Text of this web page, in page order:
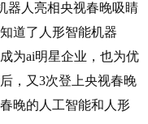
器人亮相央视春晚吸睛
道了人形智能机器
为ai明星企业，也为优
，又3次登上央视春晚
晚的人工智能和人形